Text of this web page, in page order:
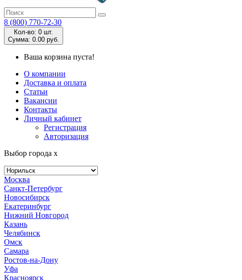
8 (800) 770-72-30
Кол-во: 0 шт.
Cумма: 0.00 руб.
Ваша корзина пуста!
О компании
Доставка и оплата
Статьи
Вакансии
Контакты
Личный кабинет
Регистрация
Авторизация
Выбор города x
Москва
Санкт-Петербург
Новосибирск
Екатеринбург
Нижний Новгород
Казань
Челябинск
Омск
Самара
Ростов-на-Дону
Уфа
Красноярск